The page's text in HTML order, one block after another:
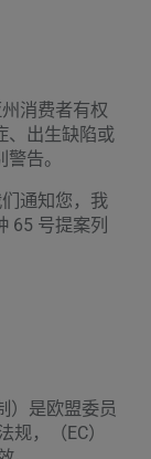
消费者有权
、出生缺陷或
告。
通知您，我
65 号提案列
）是欧盟委员
，（EC）